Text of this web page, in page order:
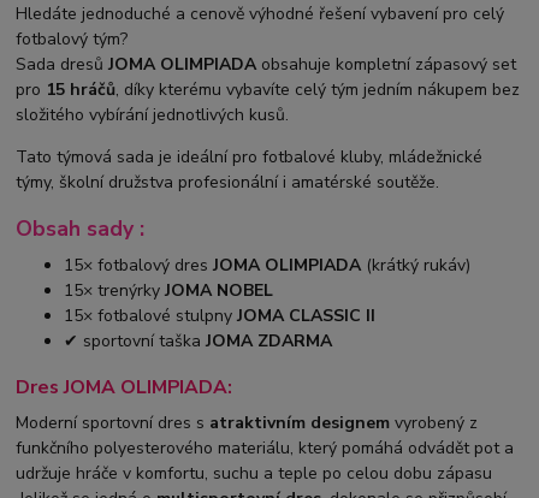
Hledáte jednoduché a cenově výhodné řešení vybavení pro celý
fotbalový tým?
Sada dresůJOMA OLIMPIADA obsahuje kompletní zápasový set
pro 15 hráčů, díky kterému vybavíte celý tým jedním nákupem bez
složitého vybírání jednotlivých kusů.
Tato týmová sada je ideální pro fotbalové kluby, mládežnické
týmy, školní družstva profesionální i amatérské soutěže.
Obsah sady :
15× fotbalový dresJOMA OLIMPIADA (krátký rukáv)
15× trenýrkyJOMA NOBEL
15× fotbalové stulpnyJOMA CLASSIC II
✔ sportovní taškaJOMA ZDARMA
Dres JOMA OLIMPIADA:
Moderní sportovní dres s atraktivním designem vyrobený z
funkčního polyesterového materiálu, který pomáhá odvádět pot a
udržuje hráče v komfortu, suchu a teple po celou dobu zápasu